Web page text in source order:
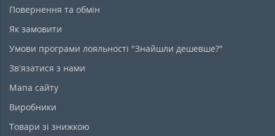
Повернення та обмін
Як замовити
Умови програми лояльності "Знайшли дешевше?"
Зв’язатися з нами
Мапа сайту
Виробники
Товари зі знижкою